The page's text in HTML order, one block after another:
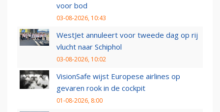
voor bod
03-08-2026, 10:43
WestJet annuleert voor tweede dag op rij
vlucht naar Schiphol
03-08-2026, 10:02
VisionSafe wijst Europese airlines op
gevaren rook in de cockpit
01-08-2026, 8:00